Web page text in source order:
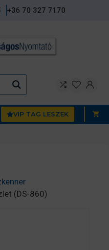
+36 70 327 7170
VIP TAG LESZEK
(DS-860)